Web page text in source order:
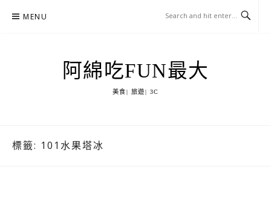
MENU
阿綿吃FUN最大
美食| 旅遊| 3C
標籤: 101水果塔冰